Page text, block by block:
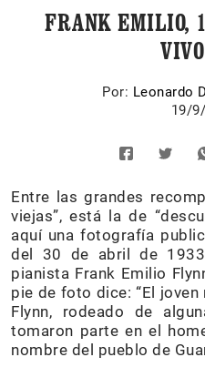
FRANK EMILIO,
Por: Leonardo
19/
Entre las grandes
viejas”, está la de
aquí una fotografía
del 30 de abril de
pianista Frank Emilio
pie de foto dice: “El
Flynn, rodeado de
tomaron parte en el
nombre del pueblo de